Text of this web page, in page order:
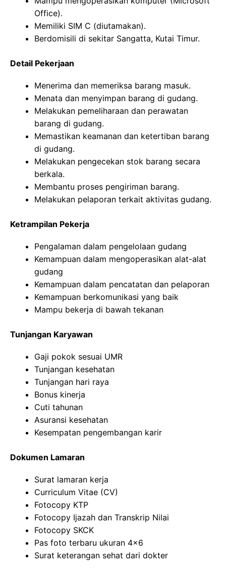
Office).
Memiliki SIM C (diutamakan).
Berdomisili di sekitar Sangatta, Kutai Timur.
Detail Pekerjaan
Menerima dan memeriksa barang masuk.
Menata dan menyimpan barang di gudang.
Melakukan pemeliharaan dan perawatan
barang di gudang.
Memastikan keamanan dan ketertiban barang
di gudang.
Melakukan pengecekan stok barang secara
berkala.
Membantu proses pengiriman barang.
Melakukan pelaporan terkait aktivitas gudang.
Ketrampilan Pekerja
Pengalaman dalam pengelolaan gudang
Kemampuan dalam mengoperasikan alat-alat
gudang
Kemampuan dalam pencatatan dan pelaporan
Kemampuan berkomunikasi yang baik
Mampu bekerja di bawah tekanan
Tunjangan Karyawan
Gaji pokok sesuai UMR
Tunjangan kesehatan
Tunjangan hari raya
Bonus kinerja
Cuti tahunan
Asuransi kesehatan
Kesempatan pengembangan karir
Dokumen Lamaran
Surat lamaran kerja
Curriculum Vitae (CV)
Fotocopy KTP
Fotocopy Ijazah dan Transkrip Nilai
Fotocopy SKCK
Pas foto terbaru ukuran 4×6
Surat keterangan sehat dari dokter